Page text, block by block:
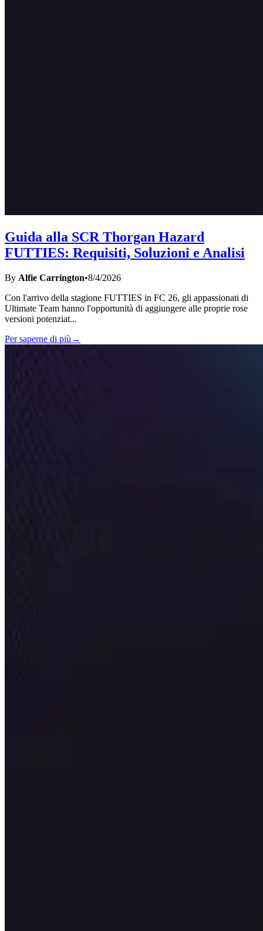
Guida alla SCR Thorgan Hazard
FUTTIES: Requisiti, Soluzioni e Analisi
By Alfie Carrington•8/4/2026
Con l'arrivo della stagione FUTTIES in FC 26, gli appassionati di
Ultimate Team hanno l'opportunità di aggiungere alle proprie rose
versioni potenziat...
Per saperne di più →